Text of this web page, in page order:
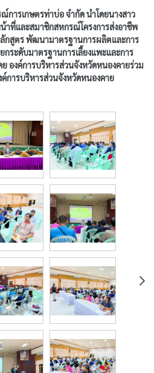
การเกษตรท่าบ่อ จำกัด นำโดยนางสาว
าที่และสมาชิกสหกรณ์โครงการส่งอาชีพ
กสูตร พัฒนามาตรฐานการผลิตและการ
กระดับมาตรฐานการเลี้ยงแพะและการ
องค์การบริหารส่วนจังหวัดหนองคายร่วม
การบริหารส่วนจังหวัดหนองคาย